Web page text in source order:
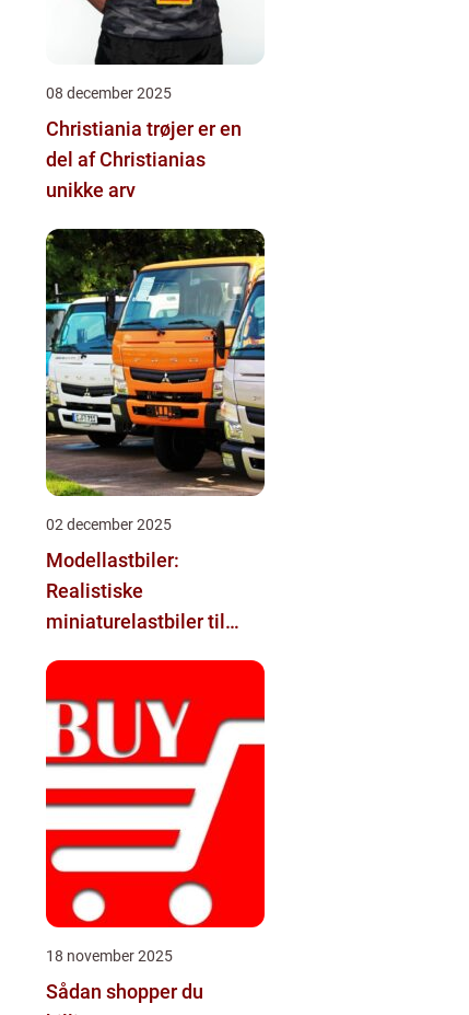
08 december 2025
Christiania trøjer er en
del af Christianias
unikke arv
02 december 2025
Modellastbiler:
Realistiske
miniaturelastbiler til
18 november 2025
Sådan shopper du